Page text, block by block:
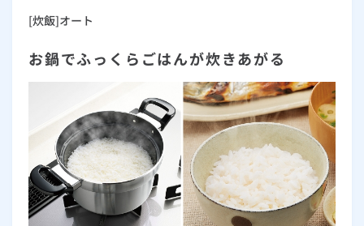
[炊飯]オート
お鍋でふっくらごはんが炊きあがる